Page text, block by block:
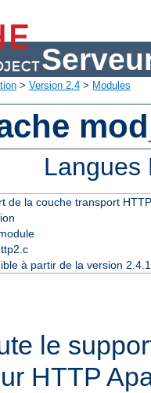
> Version 2.4 > Modules
de la couche transport
à partir de la version
le
HTTP